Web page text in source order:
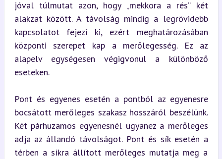
jóval túlmutat azon, hogy „mekkora a rés” két
alakzat között. A távolság mindig a legrövidebb
kapcsolatot fejezi ki, ezért meghatározásában
központi szerepet kap a merőlegesség. Ez az
alapelv egységesen végigvonul a különböző
eseteken.
Pont és egyenes esetén a pontból az egyenesre
bocsátott merőleges szakasz hosszáról beszélünk.
Két párhuzamos egyenesnél ugyanez a merőleges
adja az állandó távolságot. Pont és sík esetén a
térben a síkra állított merőleges mutatja meg a